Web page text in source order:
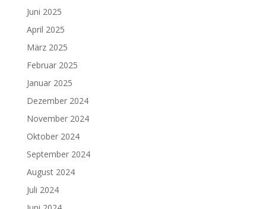
Juni 2025
April 2025
März 2025
Februar 2025
Januar 2025
Dezember 2024
November 2024
Oktober 2024
September 2024
August 2024
Juli 2024